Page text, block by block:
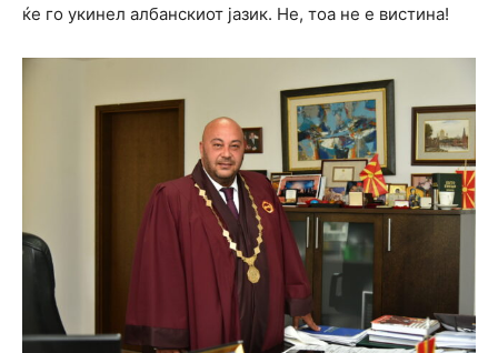
ќе го укинел албанскиот јазик. Не, тоа не е вистина!